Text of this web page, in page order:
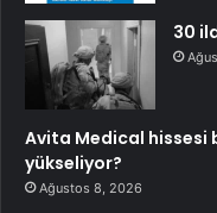
30
Avita Medical hissesi
yükseliyor?
Ağustos 8, 2026